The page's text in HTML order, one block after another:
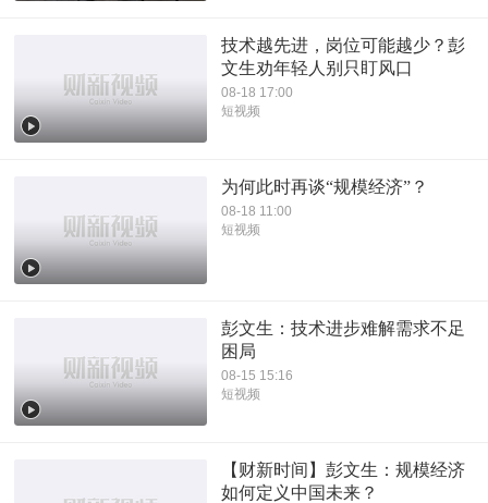
技术越先进，岗位可能越少？彭
文生劝年轻人别只盯风口
08-18 17:00
短视频
为何此时再谈“规模经济”？
08-18 11:00
短视频
彭文生：技术进步难解需求不足
困局
08-15 15:16
短视频
【财新时间】彭文生：规模经济
如何定义中国未来？